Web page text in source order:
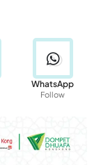
WhatsApp
Follow